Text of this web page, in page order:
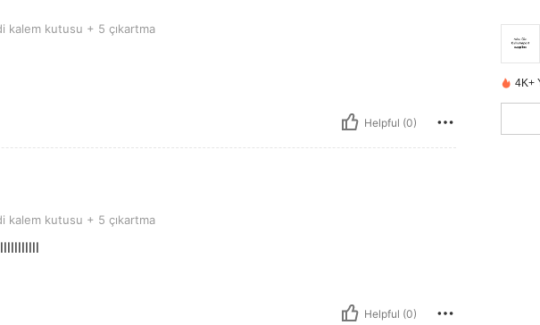
kutusu + 5 çıkartma
kalem kutusu + 5 çıkartma
Helpful (0)
kutusu + 5 çıkartma
kalem kutusu + 5 çıkartma
Helpful (0)
4K+